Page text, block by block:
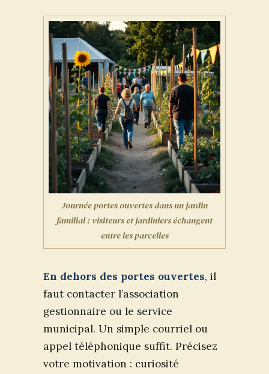
Journée portes ouvertes dans un jardin
familial : visiteurs et jardiniers échangent
entre les parcelles
En dehors des portes ouvertes, il
faut contacter l’association
gestionnaire ou le service
municipal. Un simple courriel ou
appel téléphonique suffit. Précisez
votre motivation : curiosité